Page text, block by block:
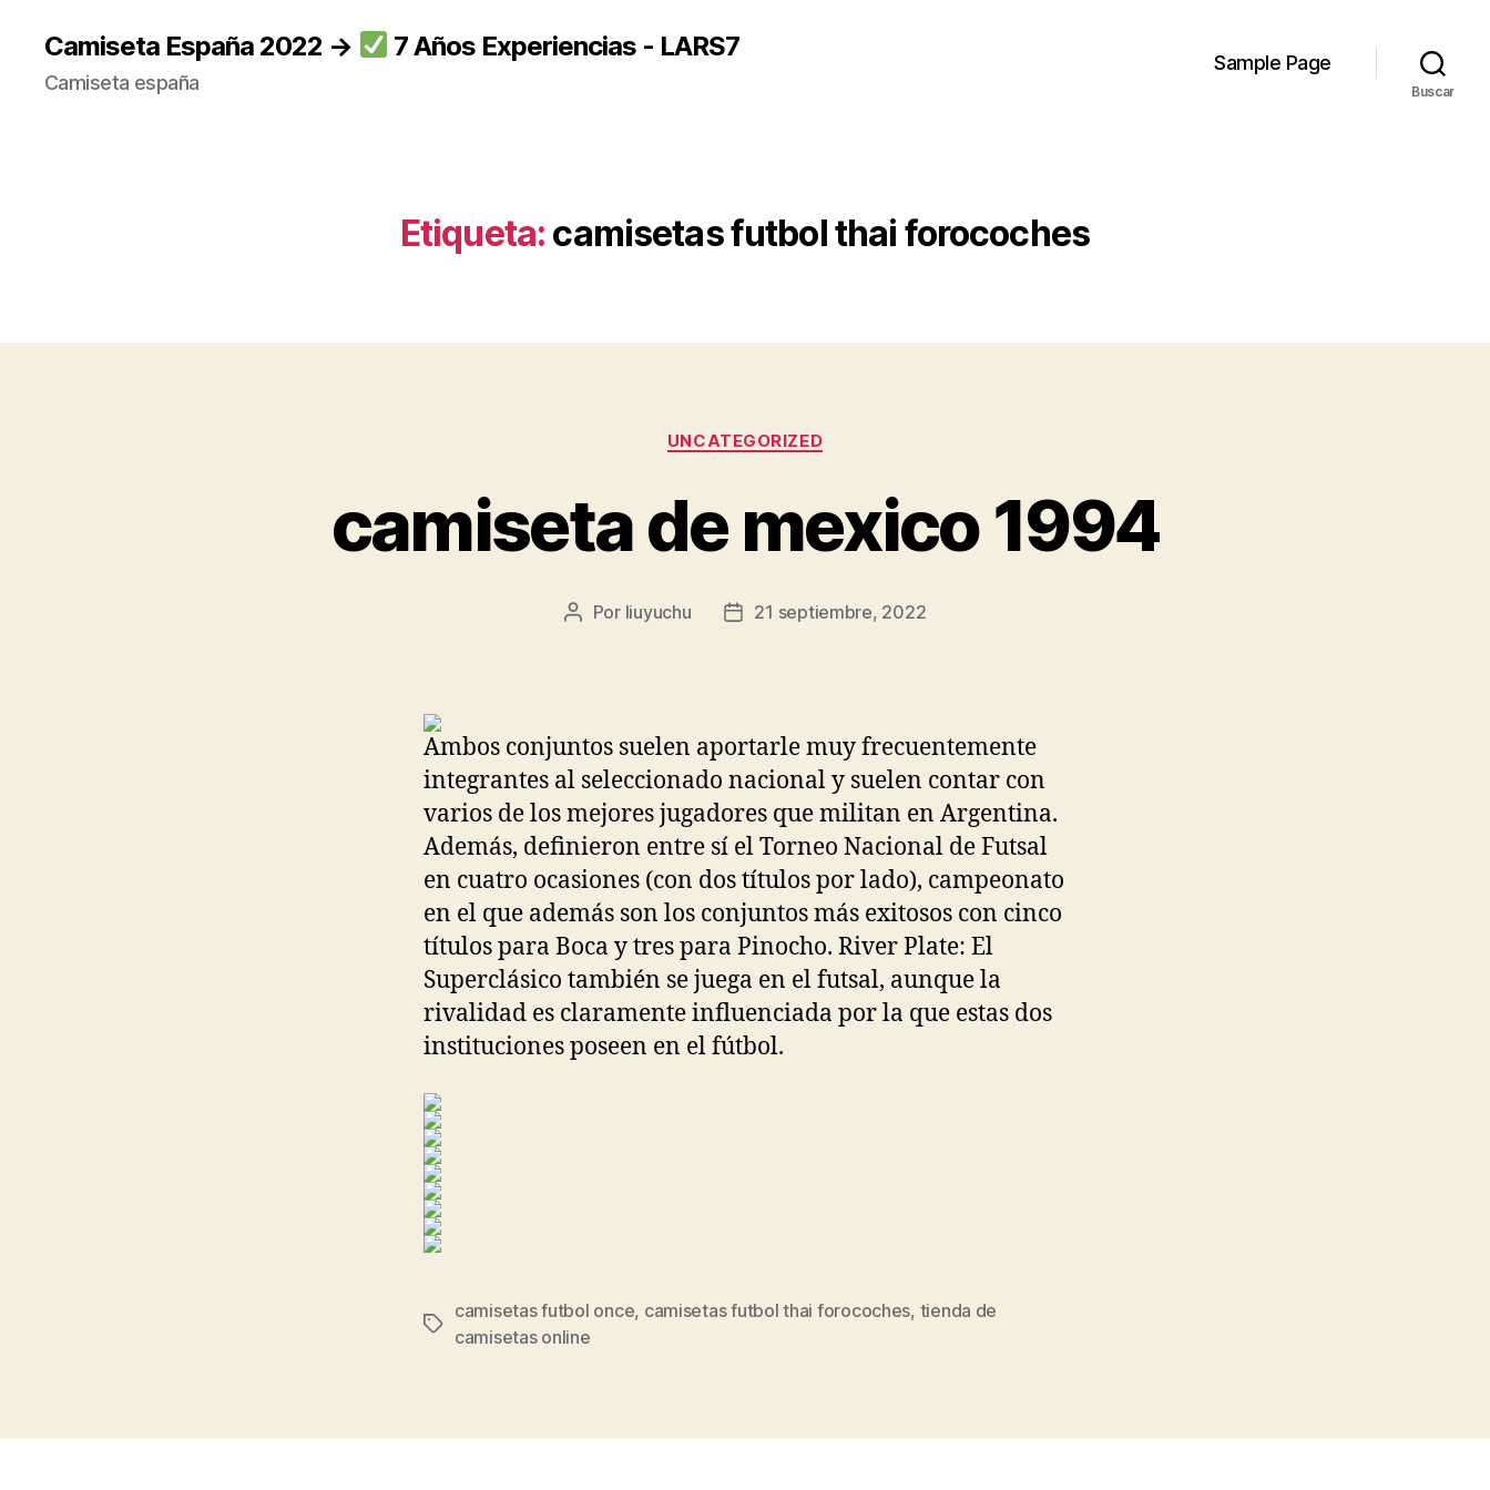
Camiseta España 2022 → 7 Años Experiencias - LARS7
Camiseta españa
Sample Page
Buscar
Etiqueta: camisetas futbol thai forocoches
Categorías
UNCATEGORIZED
camiseta de mexico 1994
Autor
Por liuyuchu
Fecha21 septiembre, 2022
Ambos conjuntos suelen aportarle muy frecuentemente
integrantes al seleccionado nacional y suelen contar con
varios de los mejores jugadores que militan en Argentina.
Además, definieron entre sí el Torneo Nacional de Futsal
en cuatro ocasiones (con dos títulos por lado), campeonato
en el que además son los conjuntos más exitosos con cinco
títulos para Boca y tres para Pinocho. River Plate: El
Superclásico también se juega en el futsal, aunque la
rivalidad es claramente influenciada por la que estas dos
instituciones poseen en el fútbol.
Etiquetas
camisetas futbol once, camisetas futbol thai forocoches, tienda de
camisetas online